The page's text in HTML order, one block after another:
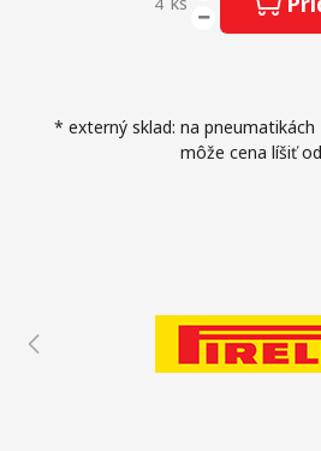
* externý sklad: na
môže cena líšiť